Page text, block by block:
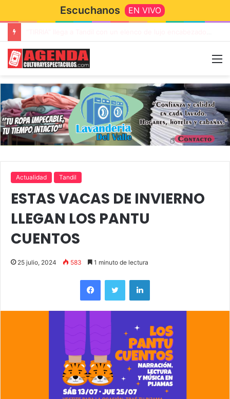
Escuchanos EN VIVO
Actualidad Tandil
ESTAS VACAS DE INVIERNO
LLEGAN LOS PANTU
CUENTOS
25 julio, 2024 583 1 minuto de lectura